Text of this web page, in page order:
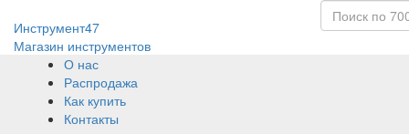
Инструмент47
Магазин инструментов
О нас
Распродажа
Как купить
Контакты